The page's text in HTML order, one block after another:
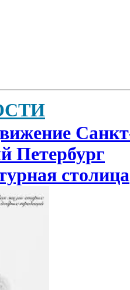
Петербург
столица